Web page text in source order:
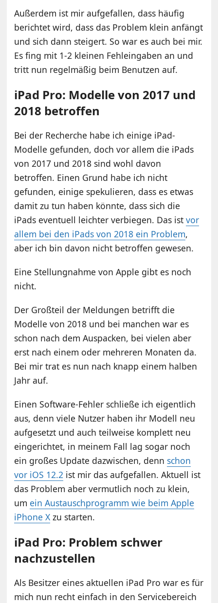
Außerdem ist mir aufgefallen, dass häufig
berichtet wird, dass das Problem klein anfängt
und sich dann steigert. So war es auch bei mir.
Es fing mit 1-2 kleinen Fehleingaben an und
tritt nun regelmäßig beim Benutzen auf.
iPad Pro: Modelle von 2017 und
2018 betroffen
Bei der Recherche habe ich einige iPad-
Modelle gefunden, doch vor allem die iPads
von 2017 und 2018 sind wohl davon
betroffen. Einen Grund habe ich nicht
gefunden, einige spekulieren, dass es etwas
damit zu tun haben könnte, dass sich die
iPads eventuell leichter verbiegen. Das istvor
allem bei den iPads von 2018 ein Problem,
aber ich bin davon nicht betroffen gewesen.
Eine Stellungnahme von Apple gibt es noch
nicht.
Der Großteil der Meldungen betrifft die
Modelle von 2018 und bei manchen war es
schon nach dem Auspacken, bei vielen aber
erst nach einem oder mehreren Monaten da.
Bei mir trat es nun nach knapp einem halben
Jahr auf.
Einen Software-Fehler schließe ich eigentlich
aus, denn viele Nutzer haben ihr Modell neu
aufgesetzt und auch teilweise komplett neu
eingerichtet, in meinem Fall lag sogar noch
ein großes Update dazwischen, denn schon
vor iOS 12.2 ist mir das aufgefallen. Aktuell ist
das Problem aber vermutlich noch zu klein,
um ein Austauschprogramm wie beim Apple
iPhone X zu starten.
iPad Pro: Problem schwer
nachzustellen
Als Besitzer eines aktuellen iPad Pro war es für
mich nun recht einfach in den Servicebereich